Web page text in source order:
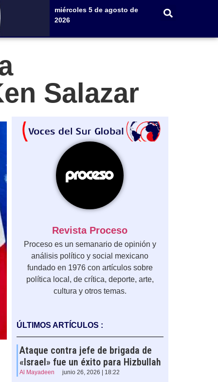
miércoles 5 de agosto de
2026
Salazar
Revista Proceso
Proceso es un semanario de opinión y
análisis político y social mexicano
fundado en 1976 con artículos sobre
política local, de crítica, deporte, arte,
cultura y otros temas.
ÚLTIMOS ARTÍCULOS :
Ataque contra jefe de brigada de
«Israel» fue un éxito para Hizbullah
Al Mayadeen junio 26, 2026 | 18:22